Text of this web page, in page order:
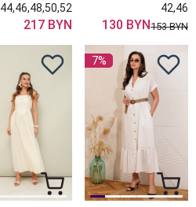
44,46,48,50,52
217 BYN
42,46
130 BYN153 BYN
7%